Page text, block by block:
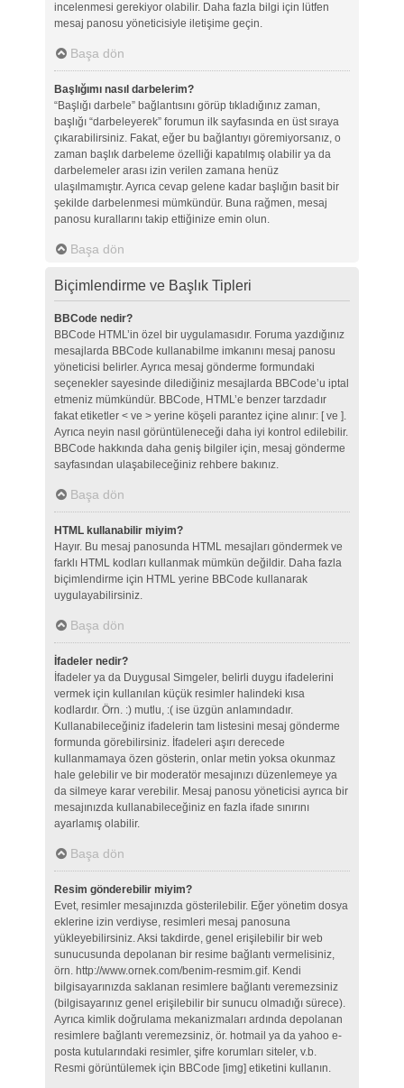
incelenmesi gerekiyor olabilir. Daha fazla bilgi için lütfen
mesaj panosu yöneticisiyle iletişime geçin.
Başa dön
Başlığımı nasıl darbelerim?
“Başlığı darbele” bağlantısını görüp tıkladığınız zaman,
başlığı “darbeleyerek” forumun ilk sayfasında en üst sıraya
çıkarabilirsiniz. Fakat, eğer bu bağlantıyı göremiyorsanız, o
zaman başlık darbeleme özelliği kapatılmış olabilir ya da
darbelemeler arası izin verilen zamana henüz
ulaşılmamıştır. Ayrıca cevap gelene kadar başlığın basit bir
şekilde darbelenmesi mümkündür. Buna rağmen, mesaj
panosu kurallarını takip ettiğinize emin olun.
Başa dön
Biçimlendirme ve Başlık Tipleri
BBCode nedir?
BBCode HTML’in özel bir uygulamasıdır. Foruma yazdığınız
mesajlarda BBCode kullanabilme imkanını mesaj panosu
yöneticisi belirler. Ayrıca mesaj gönderme formundaki
seçenekler sayesinde dilediğiniz mesajlarda BBCode’u iptal
etmeniz mümkündür. BBCode, HTML’e benzer tarzdadır
fakat etiketler < ve > yerine köşeli parantez içine alınır: [ ve ].
Ayrıca neyin nasıl görüntüleneceği daha iyi kontrol edilebilir.
BBCode hakkında daha geniş bilgiler için, mesaj gönderme
sayfasından ulaşabileceğiniz rehbere bakınız.
Başa dön
HTML kullanabilir miyim?
Hayır. Bu mesaj panosunda HTML mesajları göndermek ve
farklı HTML kodları kullanmak mümkün değildir. Daha fazla
biçimlendirme için HTML yerine BBCode kullanarak
uygulayabilirsiniz.
Başa dön
İfadeler nedir?
İfadeler ya da Duygusal Simgeler, belirli duygu ifadelerini
vermek için kullanılan küçük resimler halindeki kısa
kodlardır. Örn. :) mutlu, :( ise üzgün anlamındadır.
Kullanabileceğiniz ifadelerin tam listesini mesaj gönderme
formunda görebilirsiniz. İfadeleri aşırı derecede
kullanmamaya özen gösterin, onlar metin yoksa okunmaz
hale gelebilir ve bir moderatör mesajınızı düzenlemeye ya
da silmeye karar verebilir. Mesaj panosu yöneticisi ayrıca bir
mesajınızda kullanabileceğiniz en fazla ifade sınırını
ayarlamış olabilir.
Başa dön
Resim gönderebilir miyim?
Evet, resimler mesajınızda gösterilebilir. Eğer yönetim dosya
eklerine izin verdiyse, resimleri mesaj panosuna
yükleyebilirsiniz. Aksi takdirde, genel erişilebilir bir web
sunucusunda depolanan bir resime bağlantı vermelisiniz,
örn. http://www.ornek.com/benim-resmim.gif. Kendi
bilgisayarınızda saklanan resimlere bağlantı veremezsiniz
(bilgisayarınız genel erişilebilir bir sunucu olmadığı sürece).
Ayrıca kimlik doğrulama mekanizmaları ardında depolanan
resimlere bağlantı veremezsiniz, ör. hotmail ya da yahoo e-
posta kutularındaki resimler, şifre korumları siteler, v.b.
Resmi görüntülemek için BBCode [img] etiketini kullanın.